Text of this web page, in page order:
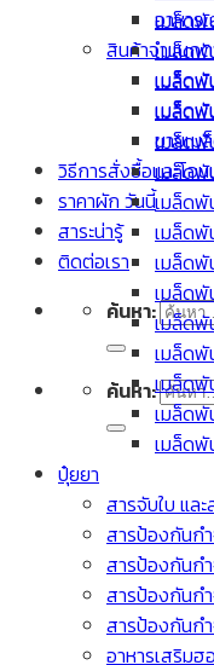
อาหาร
สินค้าจำแนก
เมล็ด
เมล็ดพั
ขายเ
วิธีการสั่งซื้อและโอน
ราคาผัก วันนี้
สาระน่ารู้
ติดต่อเรา
ค้นหา:
ค้นหา:
เมล็ด
เมล็ดพั
เมล็ด
เมล็ด
เมล็ด
เมล็ดพั
เมล็ดพั
เมล็ดพั
เมล็ดพั
เมล็ดพั
เมล็ดพั
เมล็ดพั
เมล็ดพั
เมล็ดพั
เมล็ด
ปุ๋ยยา
สารจับใบ แล
สารป้องกันก
สารป้องกันก
สารป้องกันก
สารป้องกันก
อาหารเสริม